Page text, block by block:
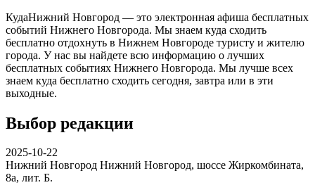
КудаНижний Новгород — это электронная афиша бесплатных
событий Нижнего Новгорода. Мы знаем куда сходить
бесплатно отдохнуть в Нижнем Новгороде туристу и жителю
города. У нас вы найдете всю информацию о лучших
бесплатных событиях Нижнего Новгорода. Мы лучше всех
знаем куда бесплатно сходить сегодня, завтра или в эти
выходные.
Выбор редакции
2025-10-22
Нижний Новгород Нижний Новгород, шоссе Жиркомбината,
8а, лит. Б.